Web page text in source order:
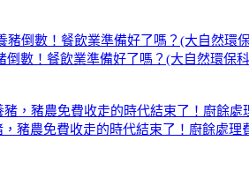
倒數！餐飲業準備好了嗎？(大自然環保
，豬農免費收走的時代結束了！廚餘處